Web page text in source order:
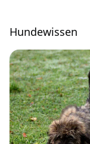
Hundewissen